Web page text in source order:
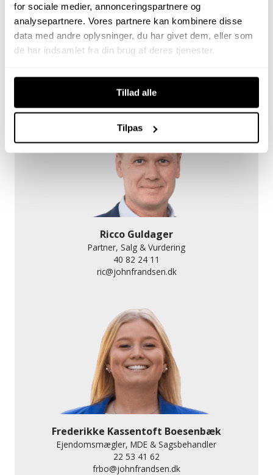
for sociale medier, annonceringspartnere og
analysepartnere. Vores partnere kan kombinere disse
data med andre oplysninger, du har givet dem, eller som
de har indsamlet fra din brug af deres tjenester.
Tillad alle
Tilpas
Poul Møller Andersen
Ejendomsmægler, MDE
pa@johnfrandsen.dk
Ricco Guldager
Partner, Salg & Vurdering
40 82 24 11
ric@johnfrandsen.dk
Frederikke Kassentoft Boesenbæk
Ejendomsmægler, MDE & Sagsbehandler
22 53 41 62
frbo@johnfrandsen.dk